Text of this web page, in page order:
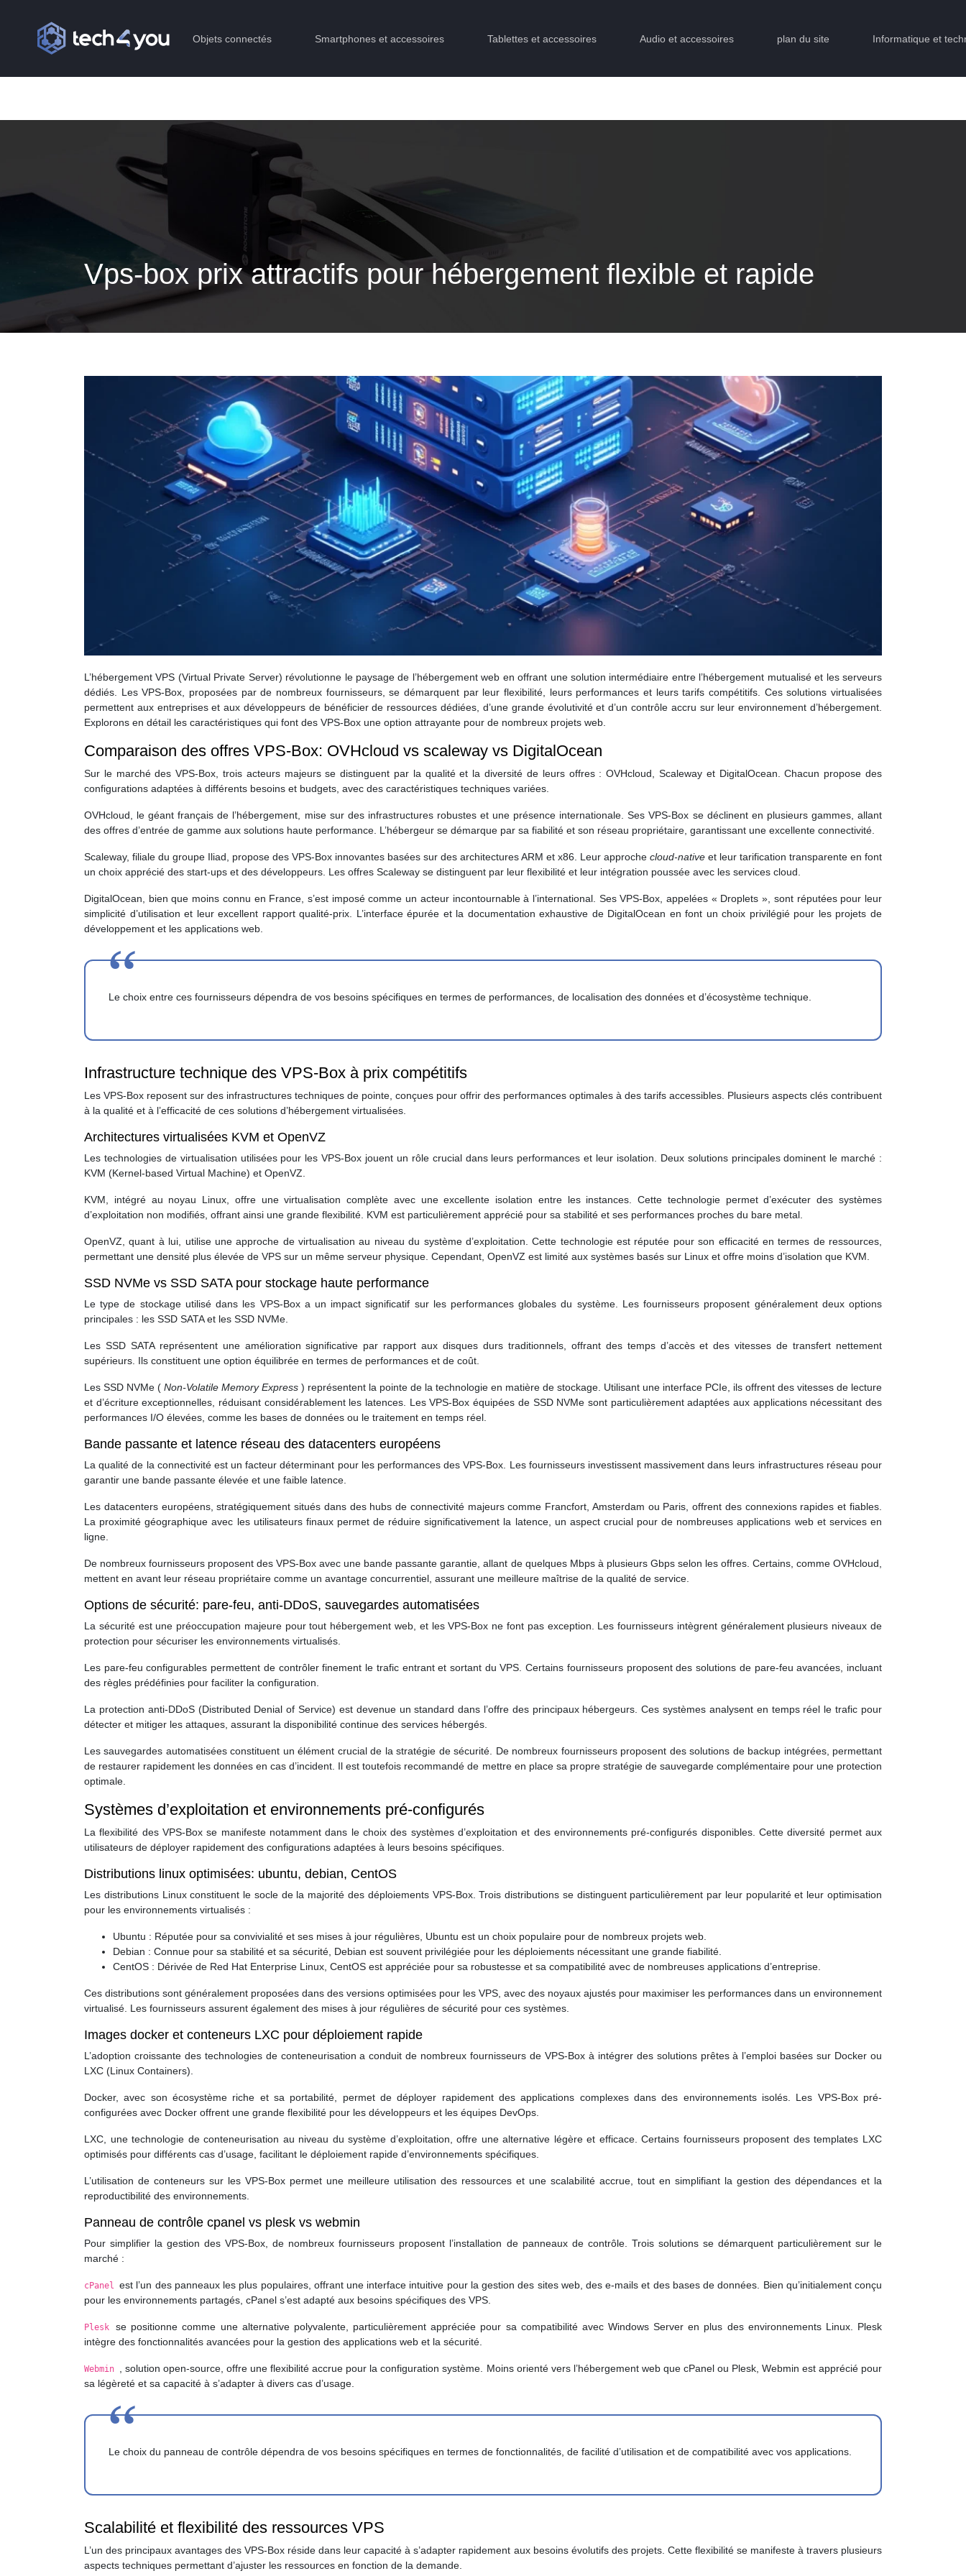
Objets connectés Smartphones et accessoires Tablettes et accessoires Audio et accessoires plan du site Informatique et
Vps-box prix attractifs pour hébergement flexible et rapide
L’hébergement VPS (Virtual Private Server) révolutionne le paysage de l’hébergement web en offrant une solution intermédiaire entre l’hébergement mutualisé et les serveurs
dédiés. Les VPS-Box, proposées par de nombreux fournisseurs, se démarquent par leur flexibilité, leurs performances et leurs tarifs compétitifs. Ces solutions virtualisées
permettent aux entreprises et aux développeurs de bénéficier de ressources dédiées, d’une grande évolutivité et d’un contrôle accru sur leur environnement d’hébergement.
Explorons en détail les caractéristiques qui font des VPS-Box une option attrayante pour de nombreux projets web.
Comparaison des offres VPS-Box: OVHcloud vs scaleway vs DigitalOcean
Sur le marché des VPS-Box, trois acteurs majeurs se distinguent par la qualité et la diversité de leurs offres : OVHcloud, Scaleway et DigitalOcean. Chacun propose des
configurations adaptées à différents besoins et budgets, avec des caractéristiques techniques variées.
OVHcloud, le géant français de l’hébergement, mise sur des infrastructures robustes et une présence internationale. Ses VPS-Box se déclinent en plusieurs gammes, allant
des offres d’entrée de gamme aux solutions haute performance. L’hébergeur se démarque par sa fiabilité et son réseau propriétaire, garantissant une excellente connectivité.
Scaleway, filiale du groupe Iliad, propose des VPS-Box innovantes basées sur des architectures ARM et x86. Leur approche cloud-native et leur tarification transparente en font
un choix apprécié des start-ups et des développeurs. Les offres Scaleway se distinguent par leur flexibilité et leur intégration poussée avec les services cloud.
DigitalOcean, bien que moins connu en France, s’est imposé comme un acteur incontournable à l’international. Ses VPS-Box, appelées « Droplets », sont réputées pour leur
simplicité d’utilisation et leur excellent rapport qualité-prix. L’interface épurée et la documentation exhaustive de DigitalOcean en font un choix privilégié pour les projets de
développement et les applications web.
Le choix entre ces fournisseurs dépendra de vos besoins spécifiques en termes de performances, de localisation des données et d’écosystème technique.
Infrastructure technique des VPS-Box à prix compétitifs
Les VPS-Box reposent sur des infrastructures techniques de pointe, conçues pour offrir des performances optimales à des tarifs accessibles. Plusieurs aspects clés contribuent
à la qualité et à l’efficacité de ces solutions d’hébergement virtualisées.
Architectures virtualisées KVM et OpenVZ
Les technologies de virtualisation utilisées pour les VPS-Box jouent un rôle crucial dans leurs performances et leur isolation. Deux solutions principales dominent le marché :
KVM (Kernel-based Virtual Machine) et OpenVZ.
KVM, intégré au noyau Linux, offre une virtualisation complète avec une excellente isolation entre les instances. Cette technologie permet d’exécuter des systèmes
d’exploitation non modifiés, offrant ainsi une grande flexibilité. KVM est particulièrement apprécié pour sa stabilité et ses performances proches du bare metal.
OpenVZ, quant à lui, utilise une approche de virtualisation au niveau du système d’exploitation. Cette technologie est réputée pour son efficacité en termes de ressources,
permettant une densité plus élevée de VPS sur un même serveur physique. Cependant, OpenVZ est limité aux systèmes basés sur Linux et offre moins d’isolation que KVM.
SSD NVMe vs SSD SATA pour stockage haute performance
Le type de stockage utilisé dans les VPS-Box a un impact significatif sur les performances globales du système. Les fournisseurs proposent généralement deux options
principales : les SSD SATA et les SSD NVMe.
Les SSD SATA représentent une amélioration significative par rapport aux disques durs traditionnels, offrant des temps d’accès et des vitesses de transfert nettement
supérieurs. Ils constituent une option équilibrée en termes de performances et de coût.
Les SSD NVMe ( Non-Volatile Memory Express ) représentent la pointe de la technologie en matière de stockage. Utilisant une interface PCIe, ils offrent des vitesses de lecture
et d’écriture exceptionnelles, réduisant considérablement les latences. Les VPS-Box équipées de SSD NVMe sont particulièrement adaptées aux applications nécessitant des
performances I/O élevées, comme les bases de données ou le traitement en temps réel.
Bande passante et latence réseau des datacenters européens
La qualité de la connectivité est un facteur déterminant pour les performances des VPS-Box. Les fournisseurs investissent massivement dans leurs infrastructures réseau pour
garantir une bande passante élevée et une faible latence.
Les datacenters européens, stratégiquement situés dans des hubs de connectivité majeurs comme Francfort, Amsterdam ou Paris, offrent des connexions rapides et fiables.
La proximité géographique avec les utilisateurs finaux permet de réduire significativement la latence, un aspect crucial pour de nombreuses applications web et services en
ligne.
De nombreux fournisseurs proposent des VPS-Box avec une bande passante garantie, allant de quelques Mbps à plusieurs Gbps selon les offres. Certains, comme OVHcloud,
mettent en avant leur réseau propriétaire comme un avantage concurrentiel, assurant une meilleure maîtrise de la qualité de service.
Options de sécurité: pare-feu, anti-DDoS, sauvegardes automatisées
La sécurité est une préoccupation majeure pour tout hébergement web, et les VPS-Box ne font pas exception. Les fournisseurs intègrent généralement plusieurs niveaux de
protection pour sécuriser les environnements virtualisés.
Les pare-feu configurables permettent de contrôler finement le trafic entrant et sortant du VPS. Certains fournisseurs proposent des solutions de pare-feu avancées, incluant
des règles prédéfinies pour faciliter la configuration.
La protection anti-DDoS (Distributed Denial of Service) est devenue un standard dans l’offre des principaux hébergeurs. Ces systèmes analysent en temps réel le trafic pour
détecter et mitiger les attaques, assurant la disponibilité continue des services hébergés.
Les sauvegardes automatisées constituent un élément crucial de la stratégie de sécurité. De nombreux fournisseurs proposent des solutions de backup intégrées, permettant
de restaurer rapidement les données en cas d’incident. Il est toutefois recommandé de mettre en place sa propre stratégie de sauvegarde complémentaire pour une protection
optimale.
Systèmes d’exploitation et environnements pré-configurés
La flexibilité des VPS-Box se manifeste notamment dans le choix des systèmes d’exploitation et des environnements pré-configurés disponibles. Cette diversité permet aux
utilisateurs de déployer rapidement des configurations adaptées à leurs besoins spécifiques.
Distributions linux optimisées: ubuntu, debian, CentOS
Les distributions Linux constituent le socle de la majorité des déploiements VPS-Box. Trois distributions se distinguent particulièrement par leur popularité et leur optimisation
pour les environnements virtualisés :
Ubuntu : Réputée pour sa convivialité et ses mises à jour régulières, Ubuntu est un choix populaire pour de nombreux projets web.
Debian : Connue pour sa stabilité et sa sécurité, Debian est souvent privilégiée pour les déploiements nécessitant une grande fiabilité.
CentOS : Dérivée de Red Hat Enterprise Linux, CentOS est appréciée pour sa robustesse et sa compatibilité avec de nombreuses applications d’entreprise.
Ces distributions sont généralement proposées dans des versions optimisées pour les VPS, avec des noyaux ajustés pour maximiser les performances dans un environnement
virtualisé. Les fournisseurs assurent également des mises à jour régulières de sécurité pour ces systèmes.
Images docker et conteneurs LXC pour déploiement rapide
L’adoption croissante des technologies de conteneurisation a conduit de nombreux fournisseurs de VPS-Box à intégrer des solutions prêtes à l’emploi basées sur Docker ou
LXC (Linux Containers).
Docker, avec son écosystème riche et sa portabilité, permet de déployer rapidement des applications complexes dans des environnements isolés. Les VPS-Box pré-
configurées avec Docker offrent une grande flexibilité pour les développeurs et les équipes DevOps.
LXC, une technologie de conteneurisation au niveau du système d’exploitation, offre une alternative légère et efficace. Certains fournisseurs proposent des templates LXC
optimisés pour différents cas d’usage, facilitant le déploiement rapide d’environnements spécifiques.
L’utilisation de conteneurs sur les VPS-Box permet une meilleure utilisation des ressources et une scalabilité accrue, tout en simplifiant la gestion des dépendances et la
reproductibilité des environnements.
Panneau de contrôle cpanel vs plesk vs webmin
Pour simplifier la gestion des VPS-Box, de nombreux fournisseurs proposent l’installation de panneaux de contrôle. Trois solutions se démarquent particulièrement sur le
marché :
cPanelest l’un des panneaux les plus populaires, offrant une interface intuitive pour la gestion des sites web, des e-mails et des bases de données. Bien qu’initialement conçu
pour les environnements partagés, cPanel s’est adapté aux besoins spécifiques des VPS.
Pleskse positionne comme une alternative polyvalente, particulièrement appréciée pour sa compatibilité avec Windows Server en plus des environnements Linux. Plesk
intègre des fonctionnalités avancées pour la gestion des applications web et la sécurité.
Webmin , solution open-source, offre une flexibilité accrue pour la configuration système. Moins orienté vers l’hébergement web que cPanel ou Plesk, Webmin est apprécié pour
sa légèreté et sa capacité à s’adapter à divers cas d’usage.
Le choix du panneau de contrôle dépendra de vos besoins spécifiques en termes de fonctionnalités, de facilité d’utilisation et de compatibilité avec vos applications.
Scalabilité et flexibilité des ressources VPS
L’un des principaux avantages des VPS-Box réside dans leur capacité à s’adapter rapidement aux besoins évolutifs des projets. Cette flexibilité se manifeste à travers plusieurs
aspects techniques permettant d’ajuster les ressources en fonction de la demande.